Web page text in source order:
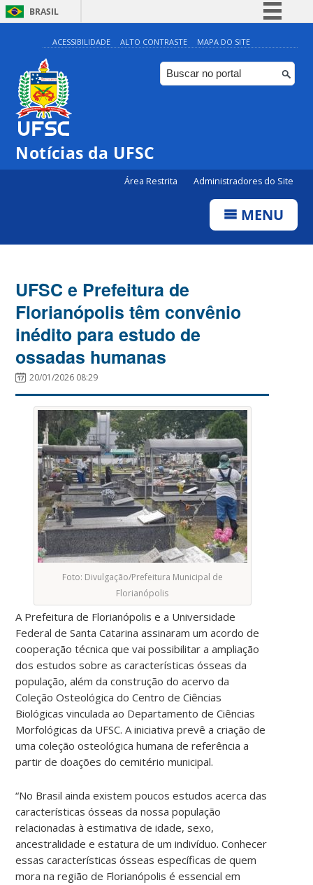
BRASIL
Simplifique!
Comunica BR
Participe
ACESSIBILIDADE ALTO CONTRASTE MAPA DO SITE
Notícias da UFSC
Área Restrita Administradores do Site
MENU
UFSC e Prefeitura de
Florianópolis têm convênio
inédito para estudo de
ossadas humanas
20/01/2026 08:29
Foto: Divulgação/Prefeitura Municipal de
Florianópolis
A Prefeitura de Florianópolis e a Universidade
Federal de Santa Catarina assinaram um acordo de
cooperação técnica que vai possibilitar a ampliação
dos estudos sobre as características ósseas da
população, além da construção do acervo da
Coleção Osteológica do Centro de Ciências
Biológicas vinculada ao Departamento de Ciências
Morfológicas da UFSC. A iniciativa prevê a criação de
uma coleção osteológica humana de referência a
partir de doações do cemitério municipal.
“No Brasil ainda existem poucos estudos acerca das
características ósseas da nossa população
relacionadas à estimativa de idade, sexo,
ancestralidade e estatura de um indivíduo. Conhecer
essas características ósseas específicas de quem
mora na região de Florianópolis é essencial em